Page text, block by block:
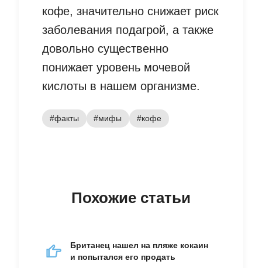
кофе, значительно снижает риск
заболевания подагрой, а также
довольно существенно
понижает уровень мочевой
кислоты в нашем организме.
#факты #мифы #кофе
Похожие статьи
Британец нашел на пляже кокаин
и попытался его продать